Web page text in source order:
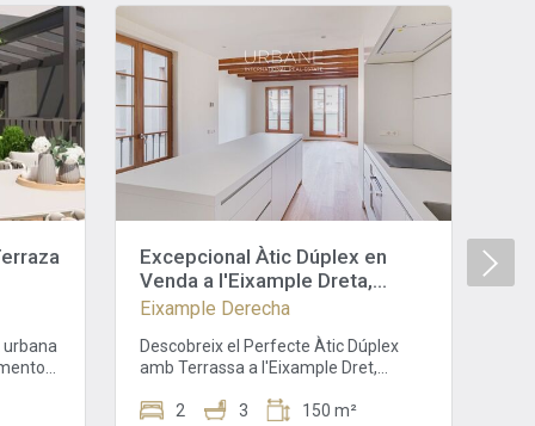
urbana
Excepcional Àtic Dúplex en
Venda a l'Eixample Dreta,
Barcelona | Urbane
Eixample Derecha
Descobreix el Perfecte Àtic Dúplex
amb Terrassa a l'Eixample Dret,
dúplex amb una magnífica terrassa és
2 3 150 m²